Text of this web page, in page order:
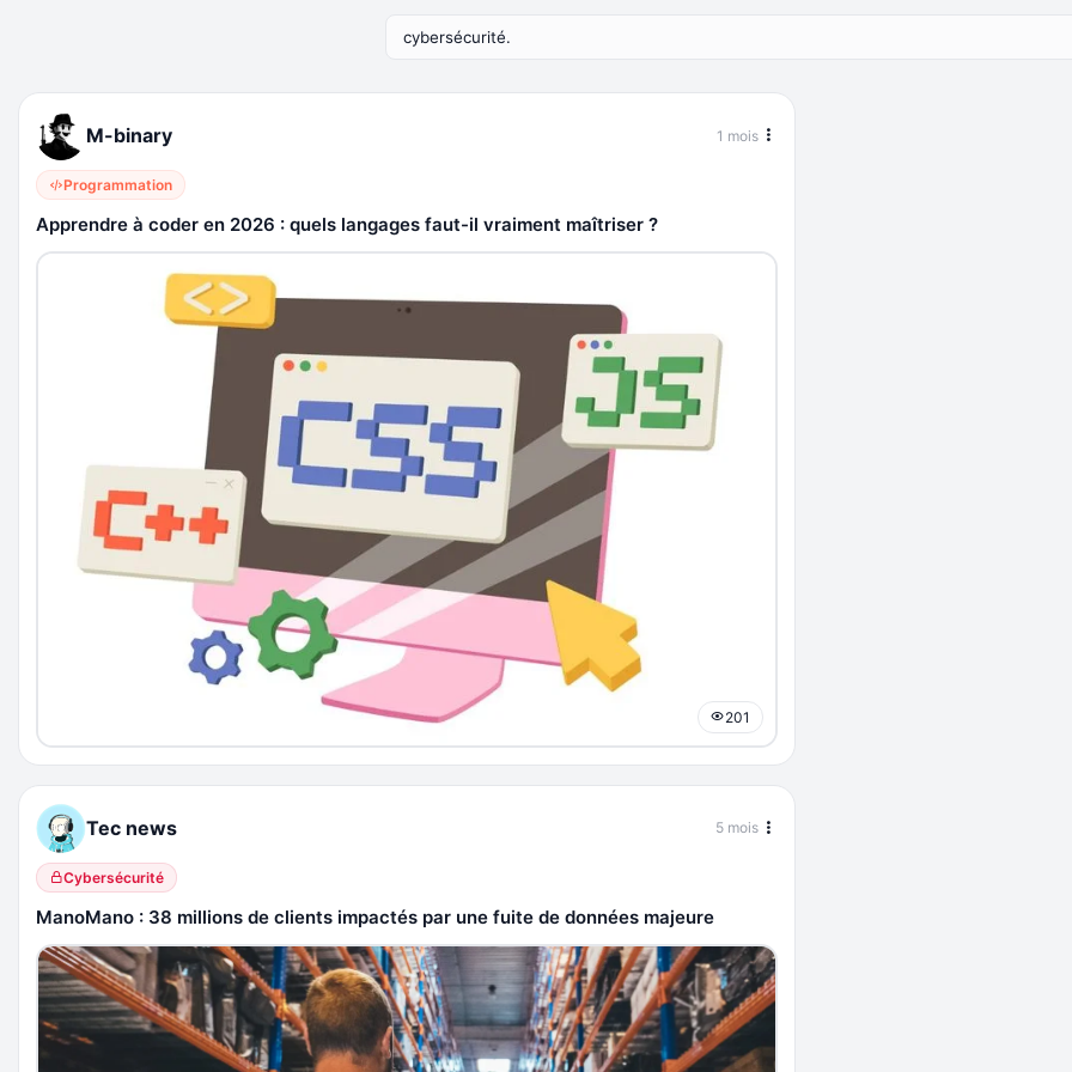
M-binary 1 mois
Programmation
Apprendre à coder en 2026 : quels langages faut-il vraiment maîtriser ?
201
Tec news 5 mois
Cybersécurité
ManoMano : 38 millions de clients impactés par une fuite de données majeure